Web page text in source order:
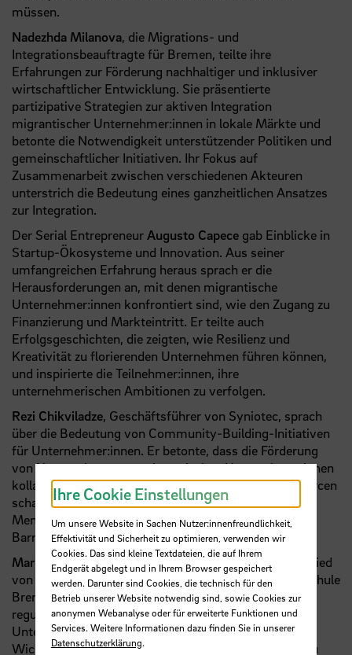
müssen.
Nadezhda Milanova, die Migrations- und
Integrationsbeauftragte für Bremen, teilte ihre
Erfahrungen zur Förderung nachhaltiger und inklusiver
wirtschaftlicher Entwicklung. Sie präsentierte
partizipative Strategien zur aktiven Integration
migrantischer Unternehmer:innen in lokale Märkte und
betonte die Notwendigkeit unterstützender Politiken und
gemeinschaftlicher Initiativen. Ihr Fokus auf
Zusammenarbeit zwischen verschiedenen Akteuren
unterstrich die Bedeutung eines ganzheitlichen Ansatzes
zur Integration.
Der Serial EntrepreneurAugusto Capece gab Einblicke in
Startup-Ökosysteme und Innovation. Aus seiner
umfangreichen Erfahrung heraus sprach er die
Herausforderungen an, mit denen migrantische
Unternehmer:innen konfrontiert sind, wie den Zugang zu
Finanzierung und Markteintritt. Er teilte auch
Erfolgsgeschichten, die zeigten, wie Resilienz und
Kreativität zu florierenden Unternehmen führen können,
und inspirierte die Teilnehmer:innen, ihre
unternehmerischen Ambitionen zu verfolgen.
Rezi Chikviladze, Geschäftsführer von Syniotec, sprach
über die Bedeutung von Community-Building-Initiativen
für Unternehmer:innen. Er betonte, dass die Förderung
von Netzwerken unter migrantischen Unternehmer:innen
kollaborative Möglichkeiten und gemeinsame Ressourcen
schaffen kann. Seine Beiträge hoben die Rolle von
Mentoring und Peer-Support beim Überwinden von
Barrieren für den Geschäftserfolg hervor.
Mariya Staykova, Steuerberaterin und Vorstandsmitglied
von KLUB DIALOG e.V. sowie Absolventin der Hochschule
Bremen, gab Einblicke in die finanziellen und
regulatorischen Aspekte, die das Wachstum neuer
Unternehmen beeinflussen können. Sie erklärte die
Wichtigkeit, die Strukturen des deutschen Systems zu
Ihre Cookie Einstellungen
Um unsere Website in Sachen Nutzer:innenfreundlichkeit,
Effektivität und Sicherheit zu optimieren, verwenden wir
Cookies. Das sind kleine Textdateien, die auf Ihrem
Endgerät abgelegt und in Ihrem Browser gespeichert
werden. Darunter sind Cookies, die technisch für den
Betrieb unserer Website notwendig sind, sowie Cookies zur
anonymen Webanalyse oder für erweiterte Funktionen und
Services. Weitere Informationen dazu finden Sie in unserer
Datenschutzerklärung.